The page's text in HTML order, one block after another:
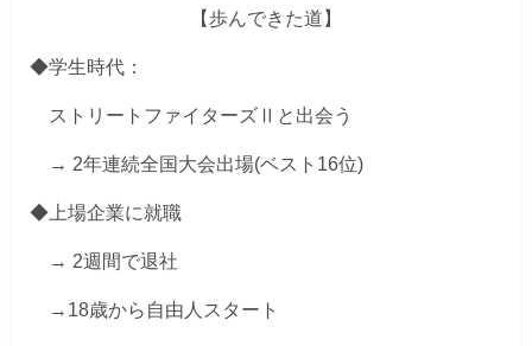
【歩んできた道】
◆学生時代：
ストリートファイターズⅡと出会う
→ 2年連続全国大会出場(ベスト16位)
◆上場企業に就職
→ 2週間で退社
→18歳から自由人スタート